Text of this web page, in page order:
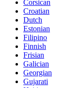
Corsican
Croatian
Dutch
Estonian
Filipino
Finnish
Frisian
Galician
Georgian
Gujarati